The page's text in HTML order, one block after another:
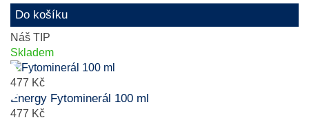
Do košíku
Náš TIP
Skladem
477 Kč
Energy Fytominerál 100 ml
477 Kč